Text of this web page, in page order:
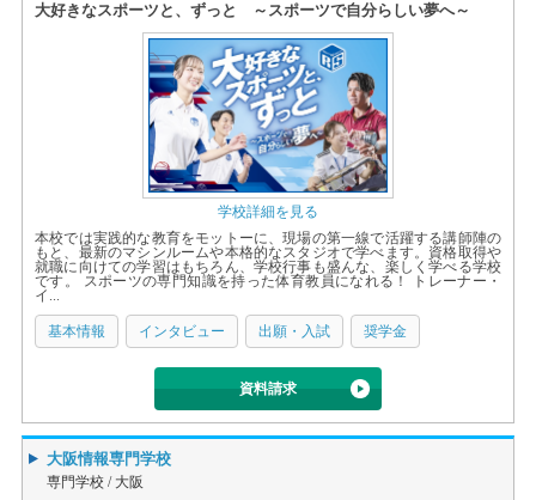
大好きなスポーツと、ずっと ～スポーツで自分らしい夢へ～
学校詳細を見る
本校では実践的な教育をモットーに、現場の第一線で活躍する講師陣の
もと、最新のマシンルームや本格的なスタジオで学べます。資格取得や
就職に向けての学習はもちろん、学校行事も盛んな、楽しく学べる学校
です。 スポーツの専門知識を持った体育教員になれる！ トレーナー・
イ...
基本情報 インタビュー 出願・入試 奨学金
資料請求
大阪情報専門学校
専門学校 / 大阪